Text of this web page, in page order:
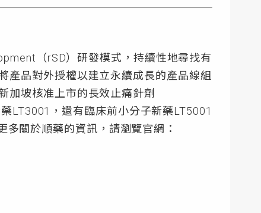
（rSD）研發模式，持續性地尋找有
產品對外授權以建立永續成長的產品線組
加坡核准上市的長效止痛針劑
LT3001，還有臨床前小分子新藥LT5001
關於順藥的資訊，請瀏覽官網：